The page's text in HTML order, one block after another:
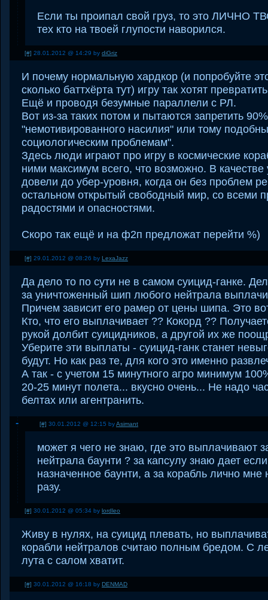
Если ты проипал свой груз, то это ЛИЧНО
тех кто на твоей глупости наворился.
[#] 28.01.2012 @ 14:29 by diGriz
И почему нормальную хардкор (и попробуйте
сколько баттхёрта тут) игру так хотят
Ещё и проводя безумные параллели с РЛ.
Вот из-за таких потом и пытаются запретить
"немотивированного насилия" или тому
социологическим проблемам".
Здесь люди играют про игру в космические
ними максимум всего, что возможно. В качестве
довели до убер-уровня, когда он без проблем
остальном открытый свободный мир, со всеми
радостями и опасностями.
Скоро так ещё и на ф2п предложат перейти %)
[#] 29.01.2012 @ 08:26 by LexaJazz
Да дело то по сути не в самом суицид-ганке.
за уничтоженный шип любого нейтрала
Причем зависит его рамер от цены шипа. Это
Кто, что его выплачивает ?? Кокорд ??
рукой долбит суицидников, а другой их же
Уберите эти выплаты - суицид-ганк станет
будут. Но как раз те, для кого это именно
А так - с учетом 15 минутного агро минимум
20-25 минут полета... вкусно очень... Не надо
белтах или агентранить.
[#] 30.01.2012 @ 12:15 byAsimant
может я чего не знаю, где это выплачивают
нейтрала баунти ? за капсулу знаю дает
назначенное баунти, а за корабль лично мне
разу.
[#] 30.01.2012 @ 05:34 by lordleo
Живу в нулях, на суицид плевать, но
корабли нейтралов считаю полным бредом. С
лута с салом хватит.
[#] 30.01.2012 @ 16:18 by DENMAD